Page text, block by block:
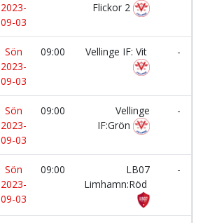
2023-
09-03
Flickor 2
Sön
2023-
09-03
09:00 Vellinge IF: Vit -
Sön
2023-
09-03
09:00
Vellinge
IF:Grön
-
Sön
2023-
09-03
09:00
LB07
Limhamn:Röd
-